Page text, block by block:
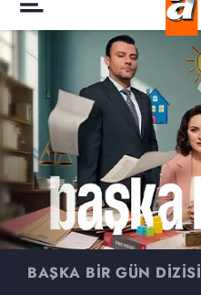
BAŞKA BİR GÜN DİZİSİ